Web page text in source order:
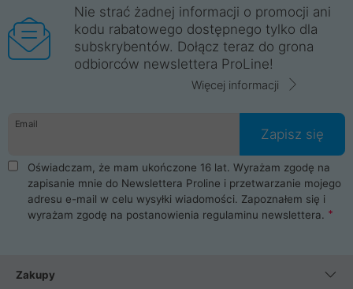
Nie strać żadnej informacji o promocji ani
kodu rabatowego dostępnego tylko dla
subskrybentów. Dołącz teraz do grona
odbiorców newslettera ProLine!
Więcej informacji
Email
Zapisz się
Oświadczam, że mam ukończone 16 lat. Wyrażam zgodę na
zapisanie mnie do Newslettera Proline i przetwarzanie mojego
adresu e-mail w celu wysyłki wiadomości. Zapoznałem się i
wyrażam zgodę na postanowienia regulaminu newslettera.
Zakupy